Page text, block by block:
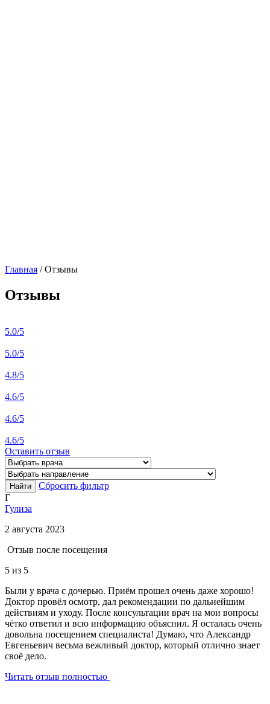
Главная /Отзывы
Отзывы
5.0/5
5.0/5
4.8/5
4.6/5
4.6/5
4.6/5
Оставить отзыв
Найти
Сбросить фильтр
Г
Гулиза
2 августа 2023
Отзыв после посещения
5 из 5
Были у врача с дочерью. Приём прошел очень даже хорошо!
Доктор провёл осмотр, дал рекомендации по дальнейшим
действиям и уходу. После консультации врач на мои вопросы
чётко ответил и всю информацию объяснил. Я осталась очень
довольна посещением специалиста! Думаю, что Александр
Евгеньевич весьма вежливый доктор, который отлично знает
своё дело.
Читать отзыв полностью